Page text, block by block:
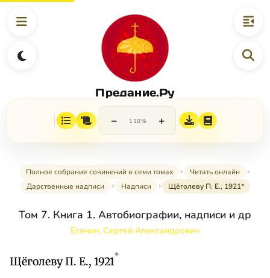
Предание.Ру
− 110% +
Полное собрание сочинений в семи томах
Читать онлайн
Дарственные надписи
Надписи Щёголеву П. Е., 1921*
Том 7. Книга 1. Автобиографии, надписи и др
Есенин, Сергей Александрович
Щёголеву П. Е., 1921*